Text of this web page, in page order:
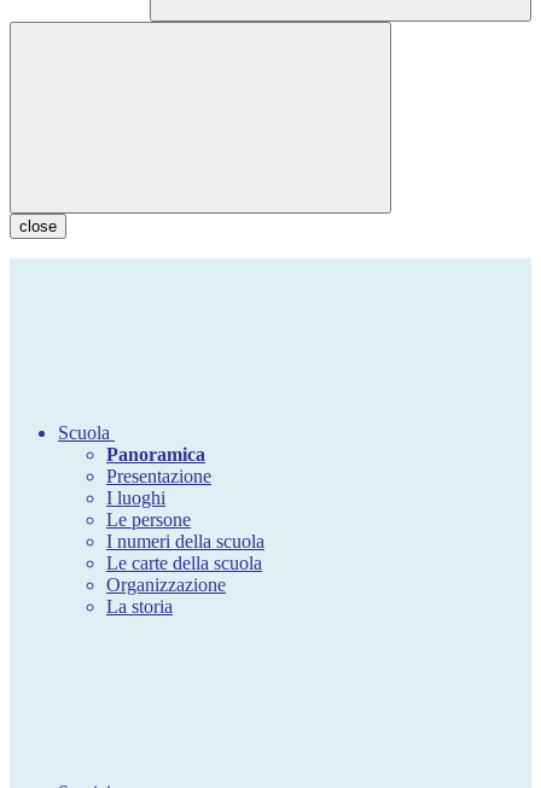
close
Scuola
Panoramica
Presentazione
I luoghi
Le persone
I numeri della scuola
Le carte della scuola
Organizzazione
La storia